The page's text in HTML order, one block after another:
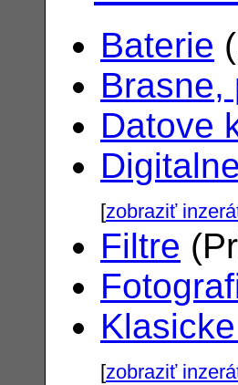
Baterie
Brasne,
Datove
[zobraziť
Filtre
[zobraziť